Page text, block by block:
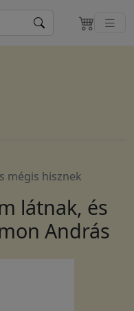
mégis hisznek
látnak, és
András